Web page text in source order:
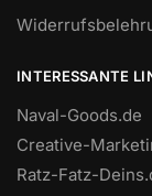
INTERESSANTE
Naval-Goods.de
Creative-
Ratz-Fatz-